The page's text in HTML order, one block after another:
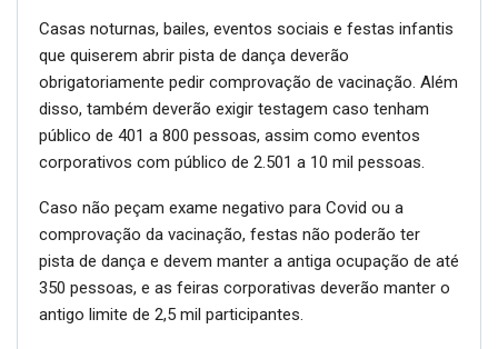
Casas noturnas, bailes, eventos sociais e festas infantis
que quiserem abrir pista de dança deverão
obrigatoriamente pedir comprovação de vacinação. Além
disso, também deverão exigir testagem caso tenham
público de 401 a 800 pessoas, assim como eventos
corporativos com público de 2.501 a 10 mil pessoas.
Caso não peçam exame negativo para Covid ou a
comprovação da vacinação, festas não poderão ter
pista de dança e devem manter a antiga ocupação de até
350 pessoas, e as feiras corporativas deverão manter o
antigo limite de 2,5 mil participantes.